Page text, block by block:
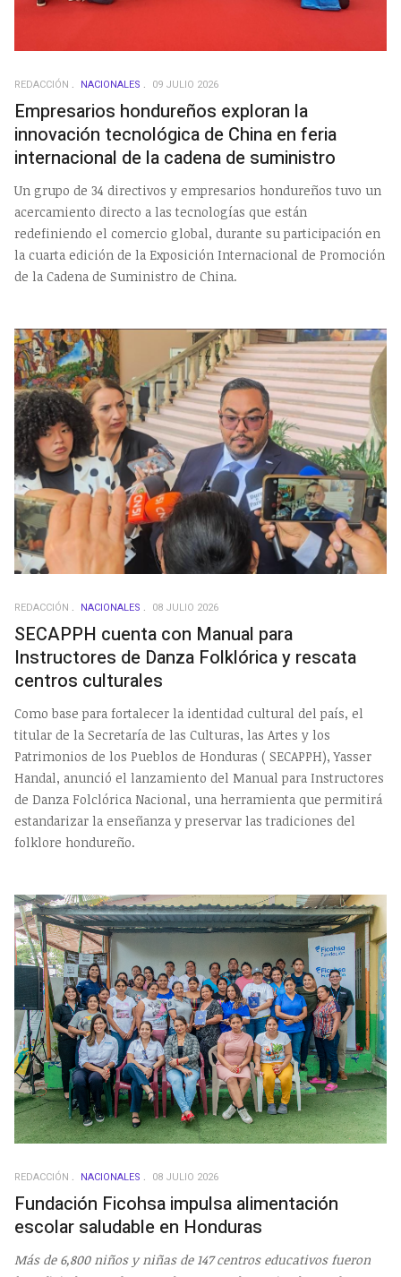
REDACCIÓN NACIONALES 09 JULIO 2026
Empresarios hondureños exploran la
innovación tecnológica de China en feria
internacional de la cadena de suministro
Un grupo de 34 directivos y empresarios hondureños tuvo un
acercamiento directo a las tecnologías que están
redefiniendo el comercio global, durante su participación en
la cuarta edición de la Exposición Internacional de Promoción
de la Cadena de Suministro de China.
REDACCIÓN NACIONALES 08 JULIO 2026
SECAPPH cuenta con Manual para
Instructores de Danza Folklórica y rescata
centros culturales
Como base para fortalecer la identidad cultural del país, el
titular de la Secretaría de las Culturas, las Artes y los
Patrimonios de los Pueblos de Honduras ( SECAPPH), Yasser
Handal, anunció el lanzamiento del Manual para Instructores
de Danza Folclórica Nacional, una herramienta que permitirá
estandarizar la enseñanza y preservar las tradiciones del
folklore hondureño.
REDACCIÓN NACIONALES 08 JULIO 2026
Fundación Ficohsa impulsa alimentación
escolar saludable en Honduras
Más de 6,800 niños y niñas de 147 centros educativos fueron